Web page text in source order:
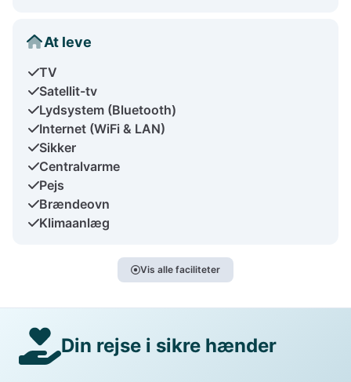
At leve
TV
Satellit-tv
Lydsystem (Bluetooth)
Internet (WiFi & LAN)
Sikker
Centralvarme
Pejs
Brændeovn
Klimaanlæg
Vis alle faciliteter
Din rejse i sikre hænder